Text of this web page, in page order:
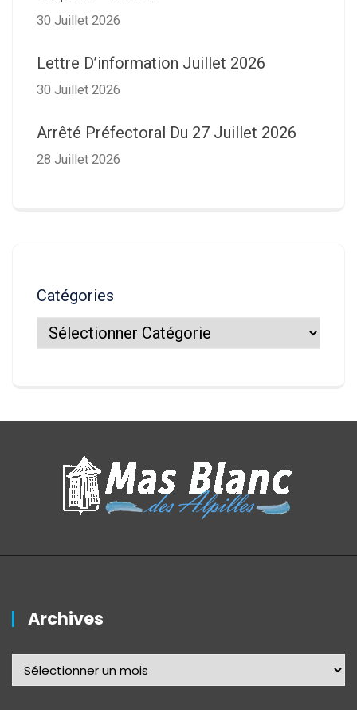
30 Juillet 2026
Lettre D’information Juillet 2026
30 Juillet 2026
Arrêté Préfectoral Du 27 Juillet 2026
28 Juillet 2026
Catégories
Archives